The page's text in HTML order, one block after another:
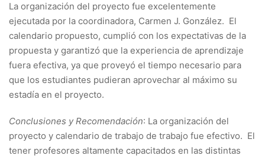
La organización del proyecto fue excelentemente
ejecutada por la coordinadora, Carmen J. González. El
calendario propuesto, cumplió con los expectativas de la
propuesta y garantizó que la experiencia de aprendizaje
fuera efectiva, ya que proveyó el tiempo necesario para
que los estudiantes pudieran aprovechar al máximo su
estadía en el proyecto.
Conclusiones y Recomendación: La organización del
proyecto y calendario de trabajo de trabajo fue efectivo. El
tener profesores altamente capacitados en las distintas